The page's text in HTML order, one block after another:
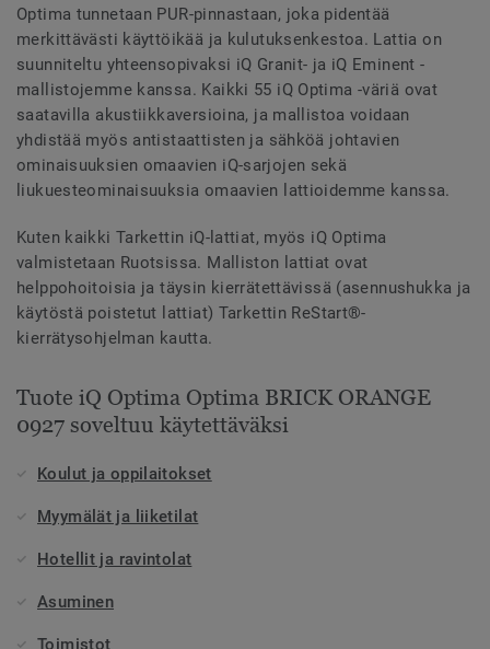
Optima tunnetaan PUR-pinnastaan, joka pidentää
merkittävästi käyttöikää ja kulutuksenkestoa. Lattia on
suunniteltu yhteensopivaksi iQ Granit- ja iQ Eminent -
mallistojemme kanssa. Kaikki 55 iQ Optima -väriä ovat
saatavilla akustiikkaversioina, ja mallistoa voidaan
yhdistää myös antistaattisten ja sähköä johtavien
ominaisuuksien omaavien iQ-sarjojen sekä
liukuesteominaisuuksia omaavien lattioidemme kanssa.
Kuten kaikki Tarkettin iQ-lattiat, myös iQ Optima
valmistetaan Ruotsissa. Malliston lattiat ovat
helppohoitoisia ja täysin kierrätettävissä (asennushukka ja
käytöstä poistetut lattiat) Tarkettin ReStart®-
kierrätysohjelman kautta.
Tuote iQ Optima Optima BRICK ORANGE
0927 soveltuu käytettäväksi
Koulut ja oppilaitokset
Myymälät ja liiketilat
Hotellit ja ravintolat
Asuminen
Toimistot